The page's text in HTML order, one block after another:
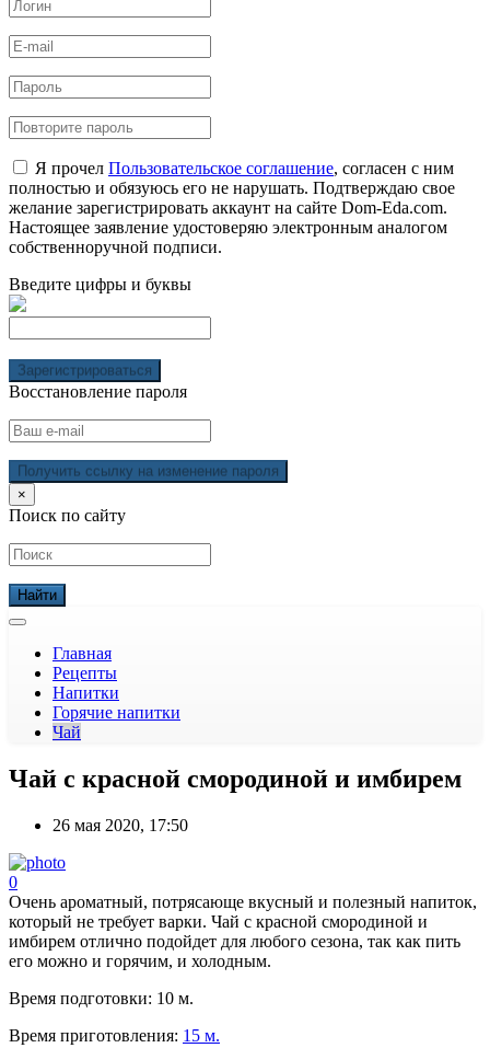
Я прочел Пользовательское соглашение, согласен с ним
полностью и обязуюсь его не нарушать. Подтверждаю свое
желание зарегистрировать аккаунт на сайте Dom-Eda.com.
Настоящее заявление удостоверяю электронным аналогом
собственноручной подписи.
Введите цифры и буквы
Зарегистрироваться
Восстановление пароля
Получить ссылку на изменение пароля
×
Поиск по сайту
Главная
Рецепты
Напитки
Горячие напитки
Чай
Чай с красной смородиной и имбирем
26 мая 2020, 17:50
0
Очень ароматный, потрясающе вкусный и полезный напиток,
который не требует варки. Чай с красной смородиной и
имбирем отлично подойдет для любого сезона, так как пить
его можно и горячим, и холодным.
Время подготовки: 10 м.
Время приготовления: 15 м.